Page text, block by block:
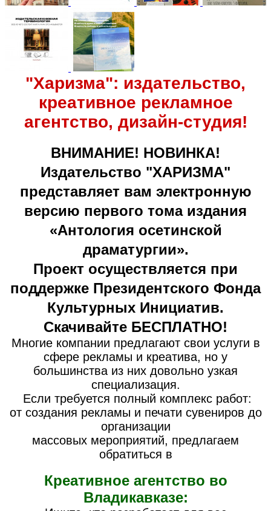
"Харизма": издательство,
креативное рекламное
агентство, дизайн-студия!
ВНИМАНИЕ! НОВИНКА!
Издательство "ХАРИЗМА"
представляет вам электронную
версию первого тома издания
«Антология осетинской
драматургии».
Проект осуществляется при
поддержке Президентского Фонда
Культурных Инициатив.
Скачивайте БЕСПЛАТНО!
Многие компании предлагают свои услуги в
сфере рекламы и креатива, но у
большинства из них довольно узкая
специализация.
Если требуется полный комплекс работ:
от создания рекламы и печати сувениров до
организации
массовых мероприятий, предлагаем
обратиться в
Креативное агентство во
Владикавказе: